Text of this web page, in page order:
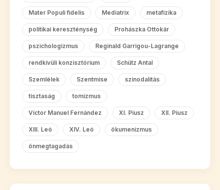
Mater Populi fidelis Mediatrix metafizika
politikai kereszténység Prohászka Ottokár
pszichologizmus Reginald Garrigou-Lagrange
rendkívüli konzisztórium Schütz Antal
Szemlélek Szentmise szinodalitás
tisztaság tomizmus
Víctor Manuel Fernández XI. Piusz XII. Piusz
XIII. Leó XIV. Leó ökumenizmus
önmegtagadás